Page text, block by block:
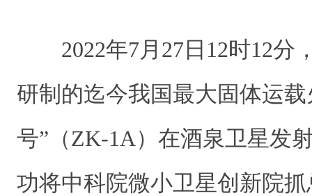
2022年7月27日12时12分
研制的迄今我国最大固体运载
号”（ZK-1A）在酒泉卫星发
功将中科院微小卫星创新院